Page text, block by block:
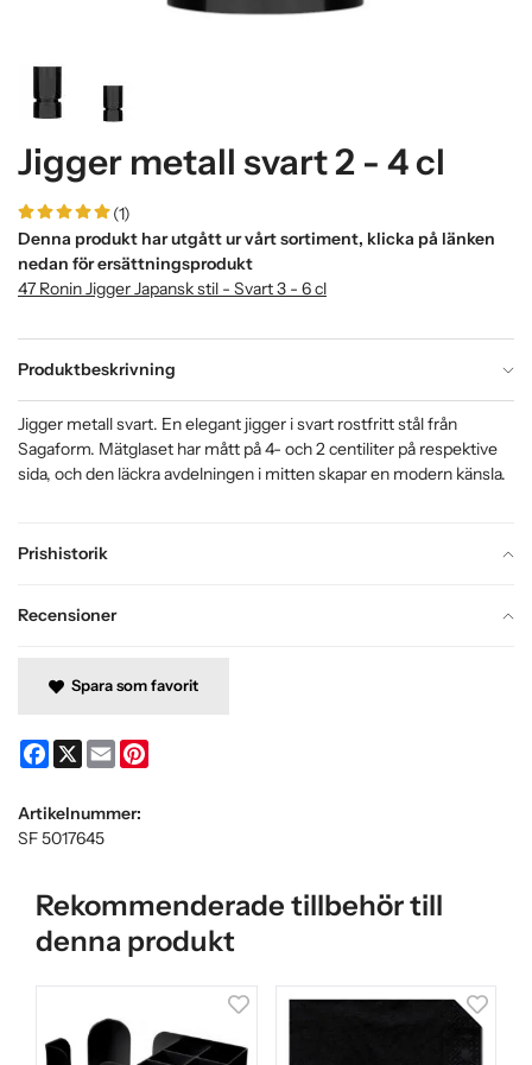
Jigger metall svart 2 - 4 cl
(1)
Denna produkt har utgått ur vårt sortiment, klicka på länken
nedan för ersättningsprodukt
47 Ronin Jigger Japansk stil - Svart 3 - 6 cl
Produktbeskrivning
Prishistorik
Recensioner
Jigger metall svart. En elegant jigger i svart rostfritt stål från
Sagaform. Mätglaset har mått på 4- och 2 centiliter på respektive
sida, och den läckra avdelningen i mitten skapar en modern känsla.
Spara som favorit
Facebook
X Email
Artikelnummer:
SF 5017645
Rekommenderade tillbehör till
denna produkt